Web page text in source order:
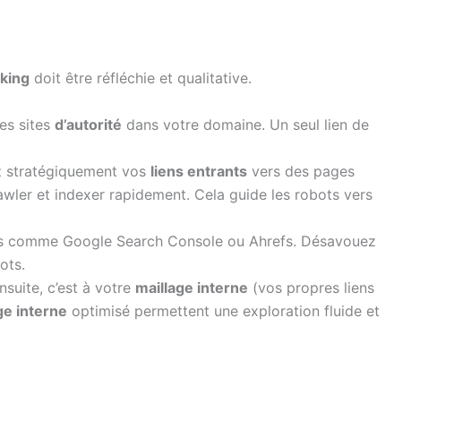
doit être réfléchie et qualitative.
sites d’autorité dans votre domaine. Un seul lien de
stratégiquement vos liens entrants vers des pages
et indexer rapidement. Cela guide les robots vers
comme Google Search Console ou Ahrefs. Désavouez
c’est à votre maillage interne (vos propres liens
interne optimisé permettent une exploration fluide et